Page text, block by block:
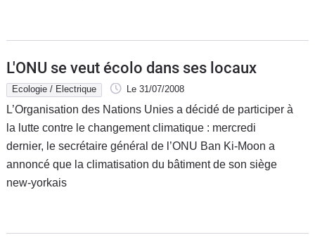
L'ONU se veut écolo dans ses locaux
Ecologie / Electrique Le 31/07/2008
L’Organisation des Nations Unies a décidé de participer à
la lutte contre le changement climatique : mercredi
dernier, le secrétaire général de l’ONU Ban Ki-Moon a
annoncé que la climatisation du bâtiment de son siège
new-yorkais